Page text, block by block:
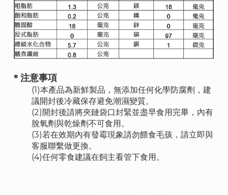
＊注意事項
(1)本產品為新鮮製品，無添加任何化學防腐劑，建
議開封後冷藏保存避免潮濕變質。
(2)開封後請將夾鏈袋口封緊並盡早食用完畢，內有
脫氧劑與乾燥劑不可食用。
(3)若在效期內有發霉現象請勿餵食毛孩，請立即與
客服聯繫做更換。
(4)任何零食建議在飼主看管下食用。